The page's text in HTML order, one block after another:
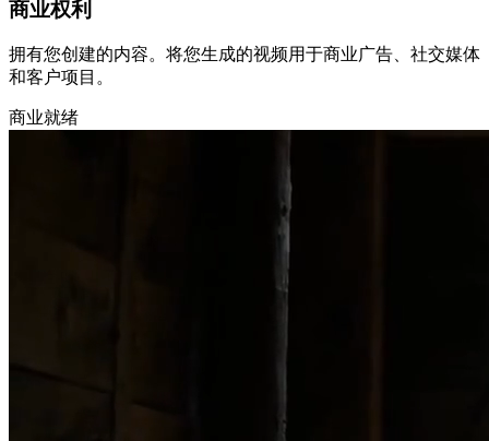
商业权利
拥有您创建的内容。将您生成的视频用于商业广告、社交媒体
和客户项目。
商业就绪